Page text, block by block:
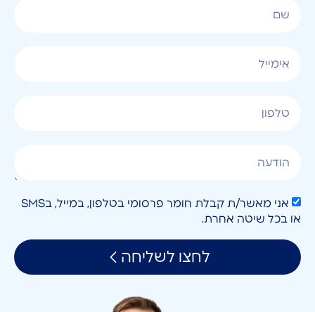
אני מאשר/ת קבלת חומר פרסומי בטלפון, במייל, בSMS
או בכל שיטה אחרת.
לחצו לשליחה